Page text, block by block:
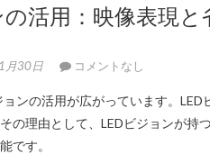
活用：映像表現と
月30日 コメントなし
ョンの活用が広がっています。 LED
の理由として、LEDビジョンが持
です。